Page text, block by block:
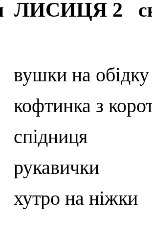
ЛИСИЦЯ 2
вушки на обідку
кофтинка з
спідниця
рукавички
хутро на ніжки